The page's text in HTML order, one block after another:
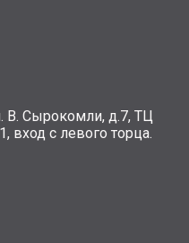
В. Сырокомли, д.7, ТЦ
вход с левого торца.